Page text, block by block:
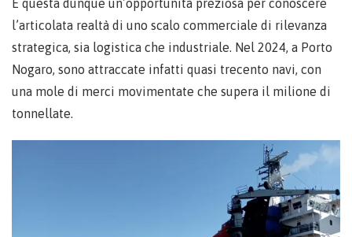
È questa dunque un’opportunità preziosa per conoscere
l’articolata realtà di uno scalo commerciale di rilevanza
strategica, sia logistica che industriale. Nel 2024, a Porto
Nogaro, sono attraccate infatti quasi trecento navi, con
una mole di merci movimentate che supera il milione di
tonnellate.